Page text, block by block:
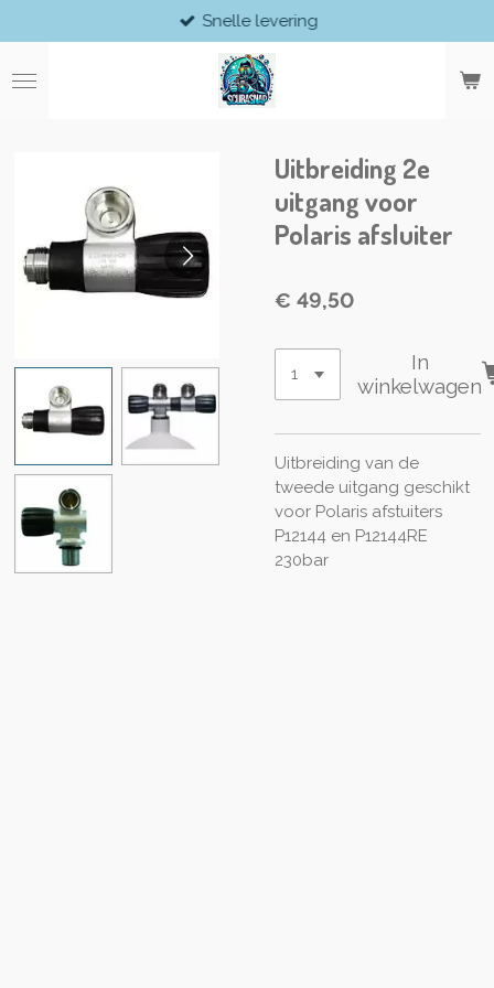
direct
naar
de
Snelle levering
Uitbreiding 2e
uitgang voor
Polaris afsluiter
€ 49,50
In
winkelwagen
Uitbreiding van de
tweede uitgang geschikt
voor Polaris afstuiters
P12144 en P12144RE
230bar